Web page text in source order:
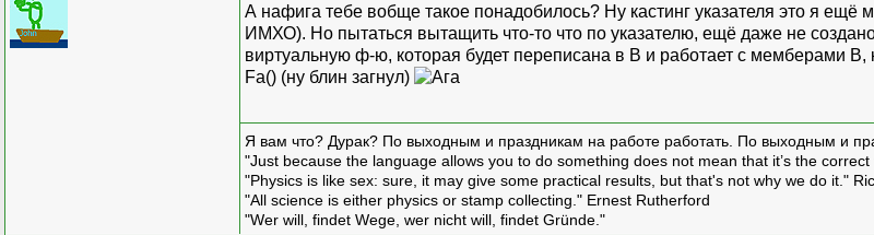
А нафига тебе вобще такое понадобилось? Ну кастинг указателя это я ещё
ИМХО). Но пытаться вытащить что-то что по указателю, ещё даже не
виртуальную ф-ю, которая будет переписана в В и работает с мемберами
Fa() (ну блин загнул)
Я вам что? Дурак? По выходным и праздникам на работе работать. По выходным и
"Just because the language allows you to do something does not mean that it’s the
"Physics is like sex: sure, it may give some practical results, but that's not why we do it."
"All science is either physics or stamp collecting." Ernest Rutherford
"Wer will, findet Wege, wer nicht will, findet Gründe."